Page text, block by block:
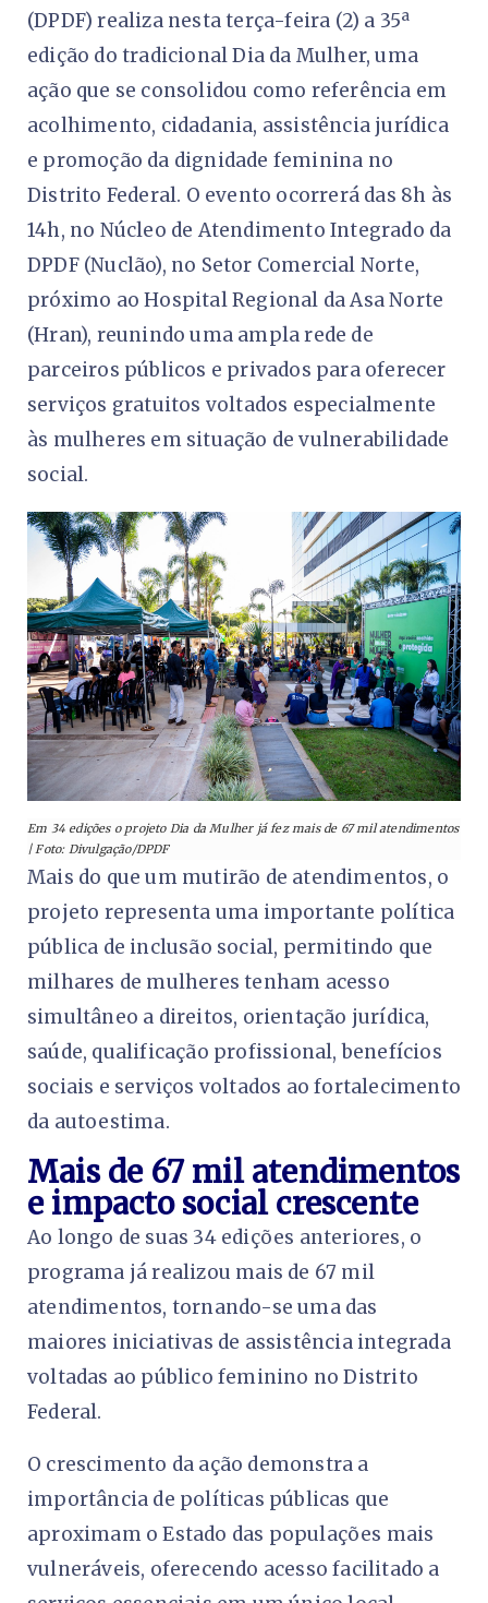
(DPDF) realiza nesta terça-feira (2) a 35ª
edição do tradicional Dia da Mulher, uma
ação que se consolidou como referência em
acolhimento, cidadania, assistência jurídica
e promoção da dignidade feminina no
Distrito Federal. O evento ocorrerá das 8h às
14h, no Núcleo de Atendimento Integrado da
DPDF (Nuclão), no Setor Comercial Norte,
próximo ao Hospital Regional da Asa Norte
(Hran), reunindo uma ampla rede de
parceiros públicos e privados para oferecer
serviços gratuitos voltados especialmente
às mulheres em situação de vulnerabilidade
social.
Em 34 edições o projeto Dia da Mulher já fez mais de 67 mil atendimentos
| Foto: Divulgação/DPDF
Mais do que um mutirão de atendimentos, o
projeto representa uma importante política
pública de inclusão social, permitindo que
milhares de mulheres tenham acesso
simultâneo a direitos, orientação jurídica,
saúde, qualificação profissional, benefícios
sociais e serviços voltados ao fortalecimento
da autoestima.
Mais de 67 mil atendimentos
e impacto social crescente
Ao longo de suas 34 edições anteriores, o
programa já realizou mais de 67 mil
atendimentos, tornando-se uma das
maiores iniciativas de assistência integrada
voltadas ao público feminino no Distrito
Federal.
O crescimento da ação demonstra a
importância de políticas públicas que
aproximam o Estado das populações mais
vulneráveis, oferecendo acesso facilitado a